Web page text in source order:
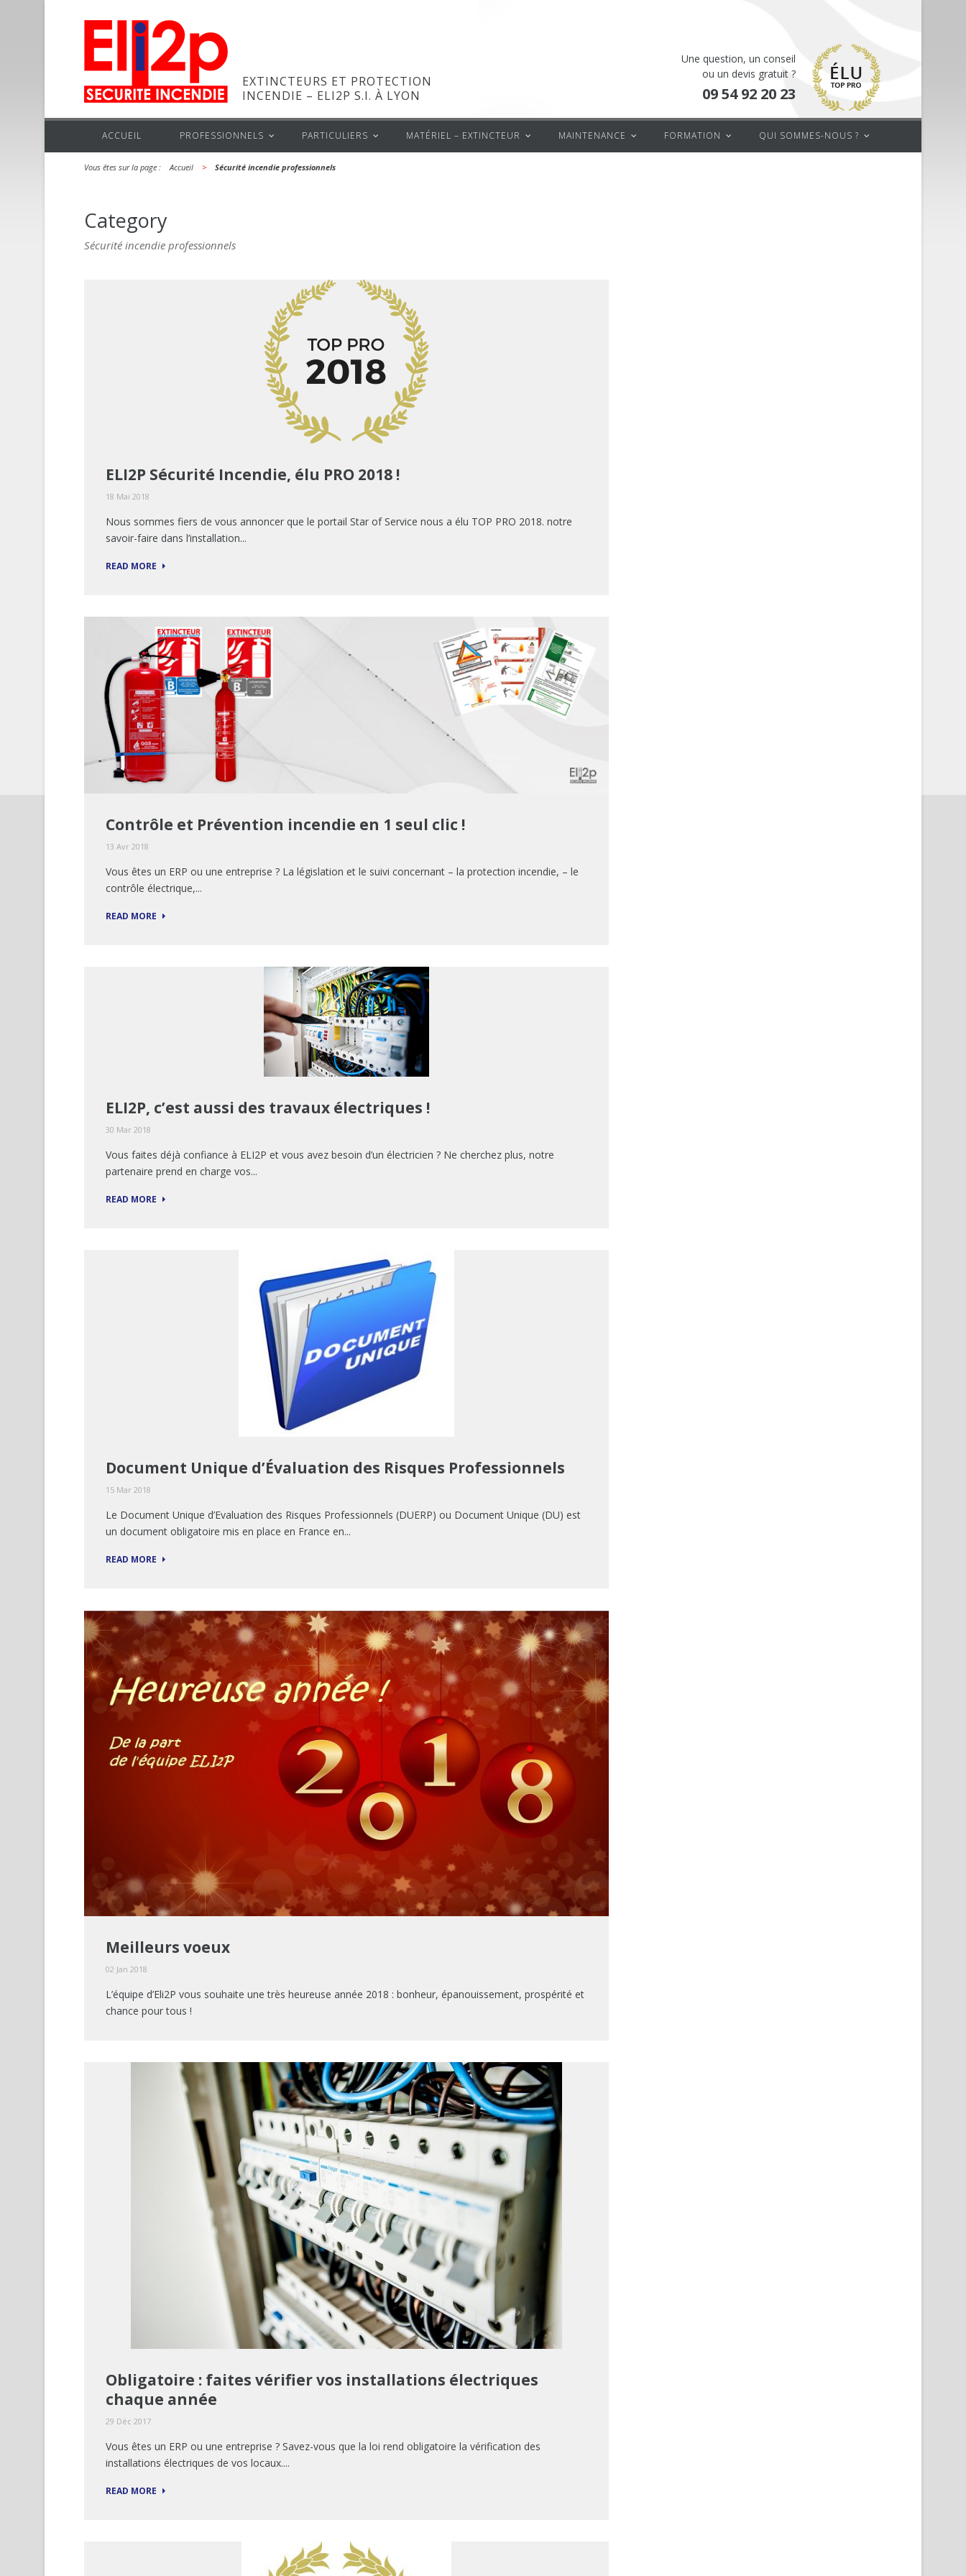
Une question, un conseil
ou un devis gratuit ?
09 54 92 20 23
EXTINCTEURS ET PROTECTION
INCENDIE – ELI2P S.I. À LYON
ACCUEIL PROFESSIONNELS PARTICULIERS MATÉRIEL – EXTINCTEUR MAINTENANCE FORMATION QUI SOMMES-NOUS ?
Vous êtes sur la page : Accueil > Sécurité incendie professionnels
Category
Sécurité incendie professionnels
ELI2P Sécurité Incendie, élu PRO 2018 !
18 Mai 2018
Nous sommes fiers de vous annoncer que le portail Star of Service nous a élu TOP PRO 2018. notre
savoir-faire dans l’installation...
READ MORE
Contrôle et Prévention incendie en 1 seul clic !
13 Avr 2018
Vous êtes un ERP ou une entreprise ? La législation et le suivi concernant – la protection incendie, – le
contrôle électrique,...
READ MORE
ELI2P, c’est aussi des travaux électriques !
30 Mar 2018
Vous faites déjà confiance à ELI2P et vous avez besoin d’un électricien ? Ne cherchez plus, notre
partenaire prend en charge vos...
READ MORE
Document Unique d’Évaluation des Risques Professionnels
15 Mar 2018
Le Document Unique d’Evaluation des Risques Professionnels (DUERP) ou Document Unique (DU) est
un document obligatoire mis en place en France en...
READ MORE
Meilleurs voeux
02 Jan 2018
L’équipe d’Eli2P vous souhaite une très heureuse année 2018 : bonheur, épanouissement, prospérité et
chance pour tous !
Obligatoire : faites vérifier vos installations électriques
chaque année
29 Déc 2017
Vous êtes un ERP ou une entreprise ? Savez-vous que la loi rend obligatoire la vérification des
installations électriques de vos locaux....
READ MORE